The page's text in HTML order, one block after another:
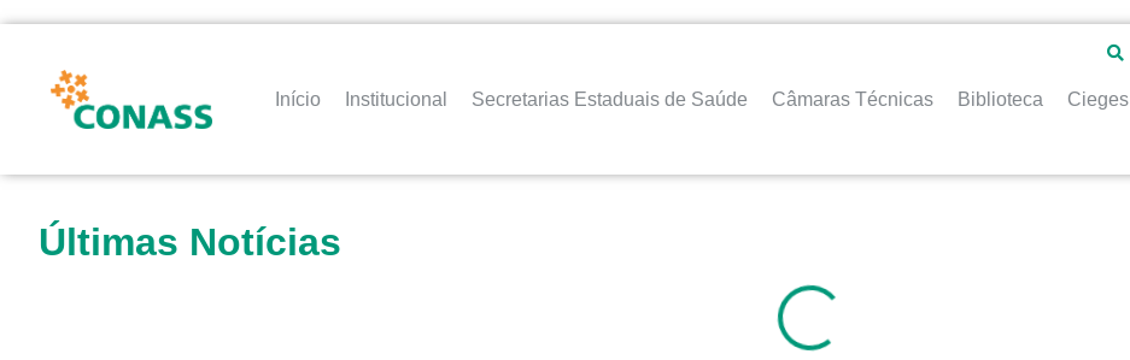
Início Institucional Secretarias Estaduais de Saúde Câmaras Técnicas Biblioteca Cieges
Últimas Notícias